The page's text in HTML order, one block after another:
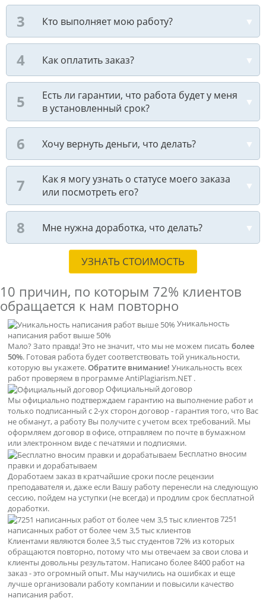
Кто выполняет мою работу?
Как оплатить заказ?
Есть ли гарантии, что работа будет у меня
в установленный срок?
Хочу вернуть деньги, что делать?
Как я могу узнать о статусе моего заказа
или посмотреть его?
Мне нужна доработка, что делать?
УЗНАТЬ СТОИМОСТЬ
10 причин, по которым 72% клиентов
обращается к нам повторно
Уникальность
написания работ выше 50%
Мало? Зато правда! Это не значит, что мы не можем писать более
50%. Готовая работа будет соответствовать той уникальности,
которую вы укажете.Обратите внимание! Уникальность всех
работ проверяем в программе AntiPlagiarism.NET .
Официальный договор
Мы официально подтверждаем гарантию на выполнение работ и
только подписанный с 2-ух сторон договор - гарантия того, что Вас
не обманут, а работу Вы получите с учетом всех требований. Мы
оформляем договор в офисе, отправляем по почте в бумажном
или электронном виде с печатями и подписями.
Бесплатно вносим
правки и дорабатываем
Доработаем заказ в кратчайшие сроки после рецензии
преподавателя и, даже если Вашу работу перенесли на следующую
сессию, пойдем на уступки (не всегда) и продлим срок бесплатной
доработки.
7251
написанных работ от более чем 3,5 тыс клиентов
Клиентами являются более 3,5 тыс студентов 72% из которых
обращаются повторно, потому что мы отвечаем за свои слова и
клиенты довольны результатом. Написано более 8400 работ на
заказ - это огромный опыт. Мы научились на ошибках и еще
лучше организовали работу компании и повысили качество
написания работ.